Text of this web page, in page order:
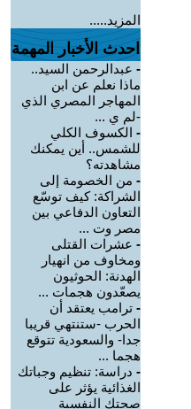
المزيد.....
احدث الأخبار المهمة
- عبدالرحمن السيد..
ماذا نعلم عن ابن
المهاجر المصري الذي
-لم ي ...
- الكسوف الكلي
للشمس.. أين يمكنك
مشاهدته؟
- من الخصومة إلى
الشراكة: كيف توسّع
التعاون الدفاعي بين
مصر وت ...
- عشرات القتلى
ومخاوف من انهيار
الهدنة: الحوثيون
يصعّدون هجمات ...
- ترامب يعتقد أن
الحرب -ستنتهي قريبا
جدا- والسعودية تتوقع
هجما ...
- دراسة: تنظيم وجباتك
الغذائية يؤثر على
صحتك النفسية